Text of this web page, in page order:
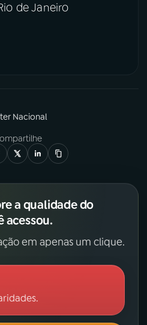
de Janeiro
Nacional
a qualidade do
acessou.
em apenas um clique.